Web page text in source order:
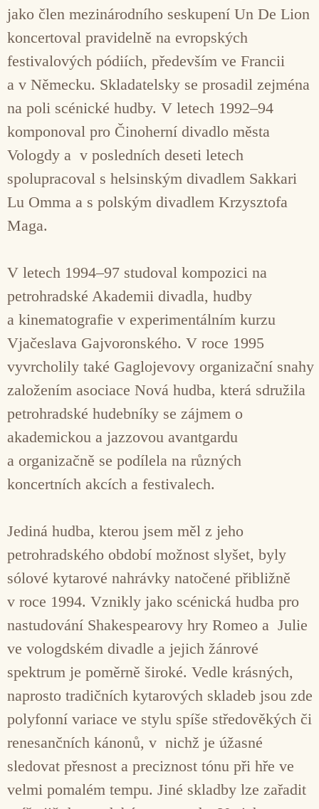
jako člen mezinárodního seskupení Un De Lion
koncertoval pravidelně na evropských
festivalových pódiích, především ve Francii
a v Německu. Skladatelsky se prosadil zejména
na poli scénické hudby. V letech 1992–94
komponoval pro Činoherní divadlo města
Vologdy a v posledních deseti letech
spolupracoval s helsinským divadlem Sakkari
Lu Omma a s polským divadlem Krzysztofa
Maga.
V letech 1994–97 studoval kompozici na
petrohradské Akademii divadla, hudby
a kinematografie v experimentálním kurzu
Vjačeslava Gajvoronského. V roce 1995
vyvrcholily také Gaglojevovy organizační snahy
založením asociace Nová hudba, která sdružila
petrohradské hudebníky se zájmem o
akademickou a jazzovou avantgardu
a organizačně se podílela na různých
koncertních akcích a festivalech.
Jediná hudba, kterou jsem měl z jeho
petrohradského období možnost slyšet, byly
sólové kytarové nahrávky natočené přibližně
v roce 1994. Vznikly jako scénická hudba pro
nastudování Shakespearovy hry Romeo a Julie
ve vologdském divadle a jejich žánrové
spektrum je poměrně široké. Vedle krásných,
naprosto tradičních kytarových skladeb jsou zde
polyfonní variace ve stylu spíše středověkých či
renesančních kánonů, v nichž je úžasné
sledovat přesnost a preciznost tónu při hře ve
velmi pomalém tempu. Jiné skladby lze zařadit